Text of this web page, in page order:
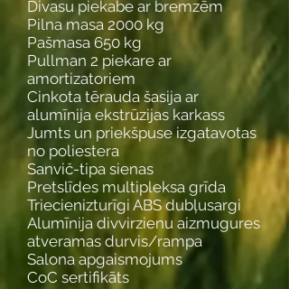
Divasu piekabe ar bremzēm
Pilna masa 2000 kg
Pašmasa 650 kg
Pullman 2 piekare ar
amortizatoriem
Cinkota tērauda šasija ar
alumīnija ekstrūzijas karkass
Jumts un priekšpuse izgatavotas
no poliestera
Sanvič-tipa sienas
Pretslīdes multipleksa grīda
Triecienizturīgi ABS dubļusargi
Alumīnija divvirzienu aizmugures
atveramas durvis/rampa
Salona apgaismojums
CoC sertifikāts